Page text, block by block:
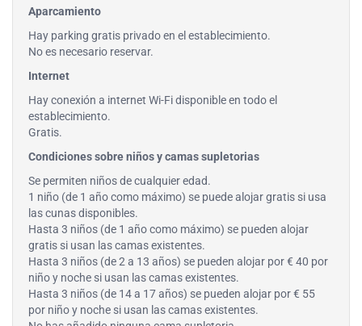
Aparcamiento
Hay parking gratis privado en el establecimiento.
No es necesario reservar.
Internet
Hay conexión a internet Wi-Fi disponible en todo el
establecimiento.
Gratis.
Condiciones sobre niños y camas supletorias
Se permiten niños de cualquier edad.
1 niño (de 1 año como máximo) se puede alojar gratis si usa
las cunas disponibles.
Hasta 3 niños (de 1 año como máximo) se pueden alojar
gratis si usan las camas existentes.
Hasta 3 niños (de 2 a 13 años) se pueden alojar por € 40 por
niño y noche si usan las camas existentes.
Hasta 3 niños (de 14 a 17 años) se pueden alojar por € 55
por niño y noche si usan las camas existentes.